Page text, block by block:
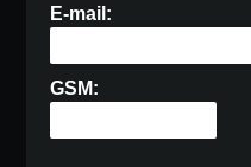
E-mail:
GSM: